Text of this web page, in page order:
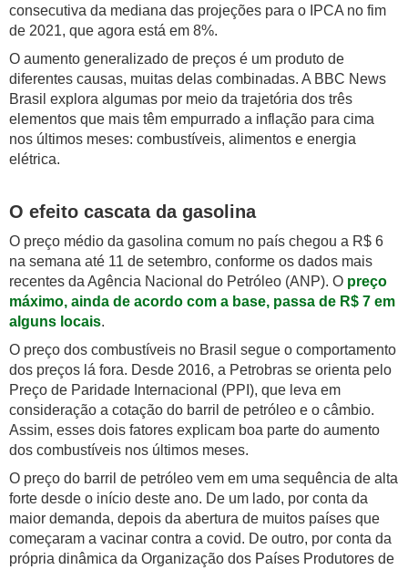
consecutiva da mediana das projeções para o IPCA no fim
de 2021, que agora está em 8%.
O aumento generalizado de preços é um produto de
diferentes causas, muitas delas combinadas. A BBC News
Brasil explora algumas por meio da trajetória dos três
elementos que mais têm empurrado a inflação para cima
nos últimos meses: combustíveis, alimentos e energia
elétrica.
O efeito cascata da gasolina
O preço médio da gasolina comum no país chegou a R$ 6
na semana até 11 de setembro, conforme os dados mais
recentes da Agência Nacional do Petróleo (ANP). O preço
máximo, ainda de acordo com a base, passa de R$ 7 em
alguns locais.
O preço dos combustíveis no Brasil segue o comportamento
dos preços lá fora. Desde 2016, a Petrobras se orienta pelo
Preço de Paridade Internacional (PPI), que leva em
consideração a cotação do barril de petróleo e o câmbio.
Assim, esses dois fatores explicam boa parte do aumento
dos combustíveis nos últimos meses.
O preço do barril de petróleo vem em uma sequência de alta
forte desde o início deste ano. De um lado, por conta da
maior demanda, depois da abertura de muitos países que
começaram a vacinar contra a covid. De outro, por conta da
própria dinâmica da Organização dos Países Produtores de